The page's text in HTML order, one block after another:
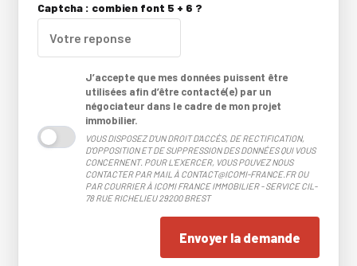
Captcha : combien font 5 + 6 ?
J’accepte que mes données puissent être
utilisées afin d’être contacté(e) par un
négociateur dans le cadre de mon projet
immobilier.
VOUS DISPOSEZ D'UN DROIT D'ACCÈS, DE RECTIFICATION,
D'OPPOSITION ET DE SUPPRESSION DES DONNÉES QUI VOUS
CONCERNENT. POUR L'EXERCER, VOUS POUVEZ NOUS
CONTACTER PAR MAIL À CONTACT@ICOMI-FRANCE.FR OU
PAR COURRIER À ICOMI FRANCE IMMOBILIER - SERVICE CIL-
78 RUE RICHELIEU 29200 BREST
Envoyer la demande